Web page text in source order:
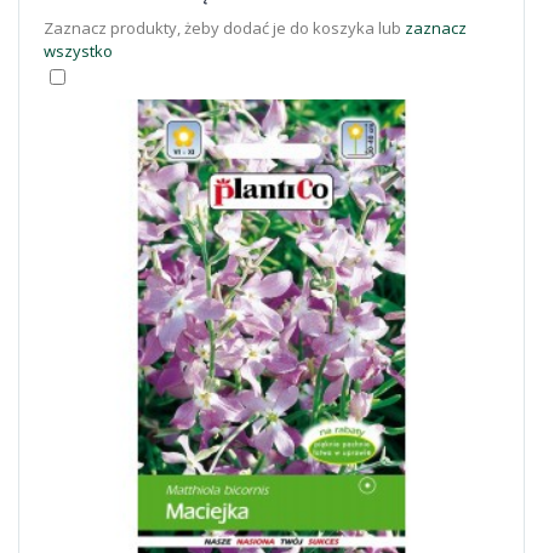
Zaznacz produkty, żeby dodać je do koszyka lub zaznacz
wszystko